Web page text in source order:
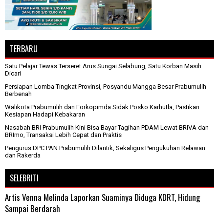
TERBARU
Satu Pelajar Tewas Terseret Arus Sungai Selabung, Satu Korban Masih
Dicari
Persiapan Lomba Tingkat Provinsi, Posyandu Mangga Besar Prabumulih
Berbenah
Walikota Prabumulih dan Forkopimda Sidak Posko Karhutla, Pastikan
Kesiapan Hadapi Kebakaran
Nasabah BRI Prabumulih Kini Bisa Bayar Tagihan PDAM Lewat BRIVA dan
BRImo, Transaksi Lebih Cepat dan Praktis
Pengurus DPC PAN Prabumulih Dilantik, Sekaligus Pengukuhan Relawan
dan Rakerda
SELEBRITI
Artis Venna Melinda Laporkan Suaminya Diduga KDRT, Hidung
Sampai Berdarah